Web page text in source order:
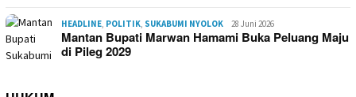
HEADLINE POLITIK SUKABUMI NYOLOK 28 Juni 2026
Mantan Bupati Marwan Hamami Buka Peluang Maju
di Pileg 2029